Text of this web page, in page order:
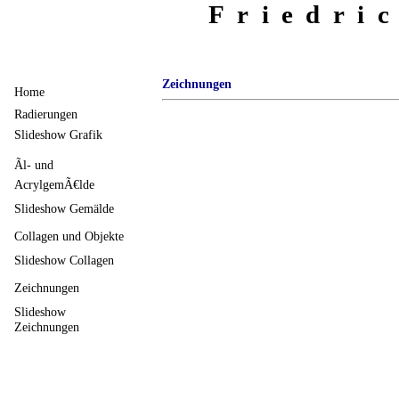
Zeichnungen
Home
Radierungen
Slideshow Grafik
Ãl- und
AcrylgemÃ€lde
Slideshow Gemälde
Collagen und Objekte
Slideshow Collagen
Zeichnungen
Slideshow
Zeichnungen